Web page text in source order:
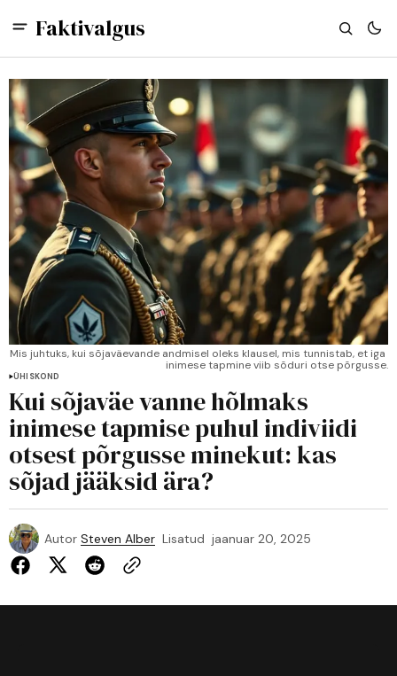
Faktivalgus
Mis juhtuks, kui sõjaväevande andmisel oleks klausel, mis tunnistab, et iga
inimese tapmine viib sõduri otse põrgusse.
ÜHISKOND
Kui sõjaväe vanne hõlmaks
inimese tapmise puhul indiviidi
otsest põrgusse minekut: kas
sõjad jääksid ära?
Autor Steven Alber Lisatud jaanuar 20, 2025